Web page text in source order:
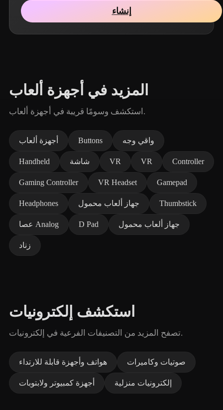
إنشاء
المزيد في أجهزة ألعاب
استكشف وسومًا قريبة في أجهزة ألعاب.
أجهزة ألعاب Buttons واقي وجه
Handheld شاشة VR VR Controller
Gaming Controller VR Headset Gamepad
Headphones جهاز ألعاب محمول Thumbstick
عصا Analog D Pad جهاز ألعاب محمول
زناد
استكشف إلكترونيات
تصفح المزيد من التصنيفات الفرعية في إلكترونيات.
هواتف وأجهزة قابلة للارتداء صوتيات وكاميرات
أجهزة كمبيوتر ولابتوبات إلكترونيات منزلية